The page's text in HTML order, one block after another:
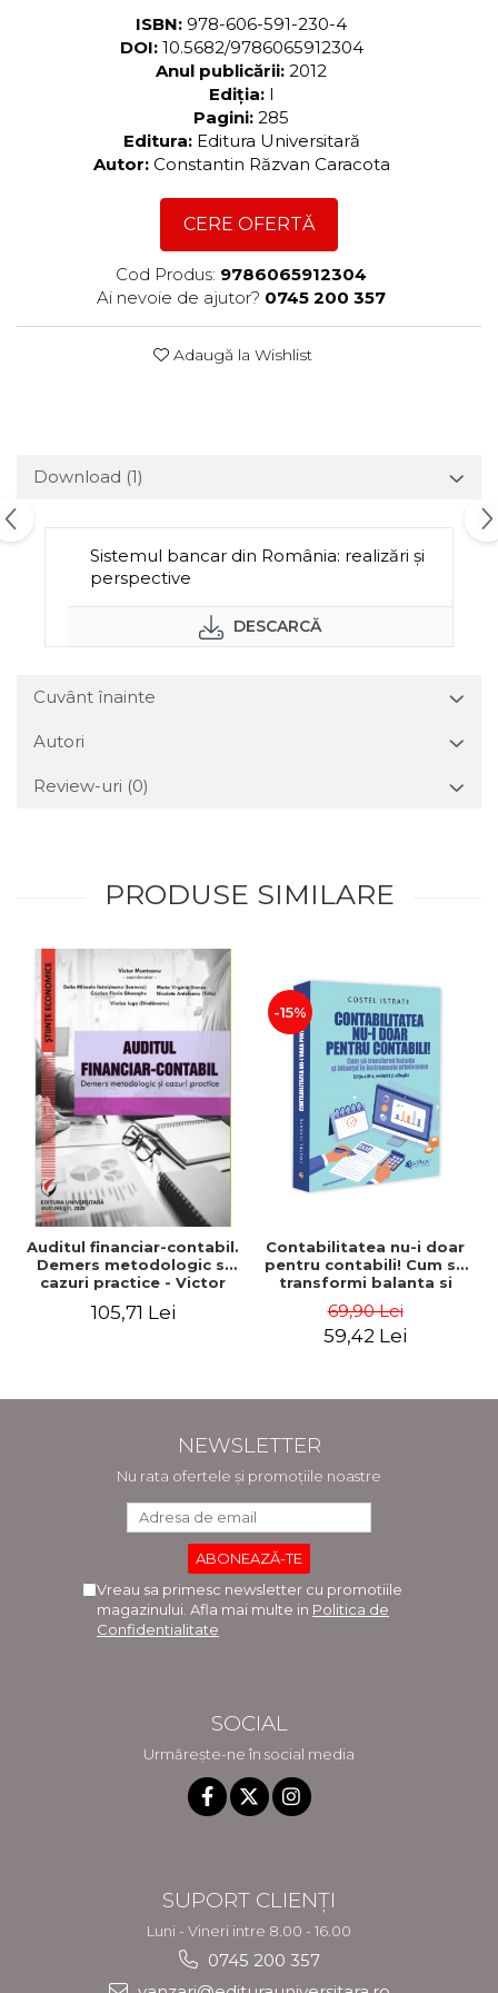
ISBN: 978-606-591-230-4
DOI: 10.5682/9786065912304
Anul publicării: 2012
Ediția: I
Pagini: 285
Editura: Editura Universitară
Autor: Constantin Răzvan Caracota
CERE OFERTĂ
Cod Produs: 9786065912304
Ai nevoie de ajutor? 0745 200 357
Adaugă la Wishlist
Download (1)
Sistemul bancar din România: realizări şi
perspective
DESCARCĂ
Cuvânt înainte
Autori
Review-uri (0)
PRODUSE SIMILARE
Auditul financiar-contabil.
Demers metodologic si
cazuri practice - Victor
105,71 Lei
-15%
Contabilitatea nu-i doar
pentru contabili! Cum sa
transformi balanta si
prietenoase. Editia a III-a,
revizuita si adaugita -
69,90 Lei
59,42 Lei
NEWSLETTER
Nu rata ofertele și promoțiile noastre
Vreau sa primesc newsletter cu promotiile
magazinului. Afla mai multe in Politica de
Confidentialitate
SOCIAL
Urmărește-ne în social media
SUPORT CLIENȚI
Luni - Vineri intre 8.00 - 16.00
0745 200 357